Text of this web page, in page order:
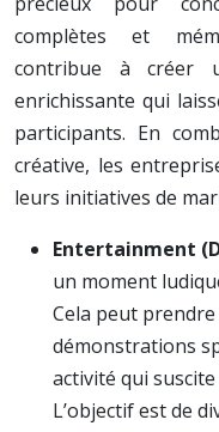
complètes et
contribue à créer
enrichissante qui
participants. En
créative, les
leurs initiatives de
Entertainment
un moment
Cela peut
démonstrations
activité qui
L’objectif est de